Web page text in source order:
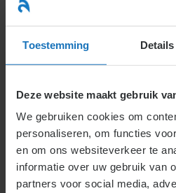
Toestemming Details
Deze website maakt gebruik
We gebruiken cookies om
personaliseren, om functies
en om ons websiteverkeer te
informatie over uw gebruik van
partners voor social media,
naar
inhoud